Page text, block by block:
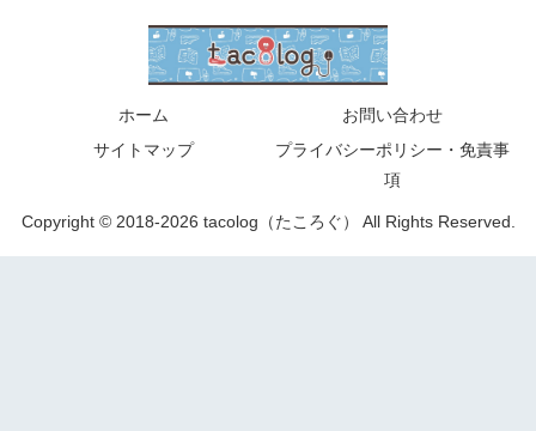
ホーム
お問い合わせ
サイトマップ
プライバシーポリシー・免責事
項
Copyright © 2018-2026 tacolog（たころぐ） All Rights Reserved.